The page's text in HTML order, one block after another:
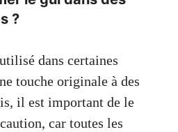
?
dans certaines
touche originale à des
il est important de le
car toutes les